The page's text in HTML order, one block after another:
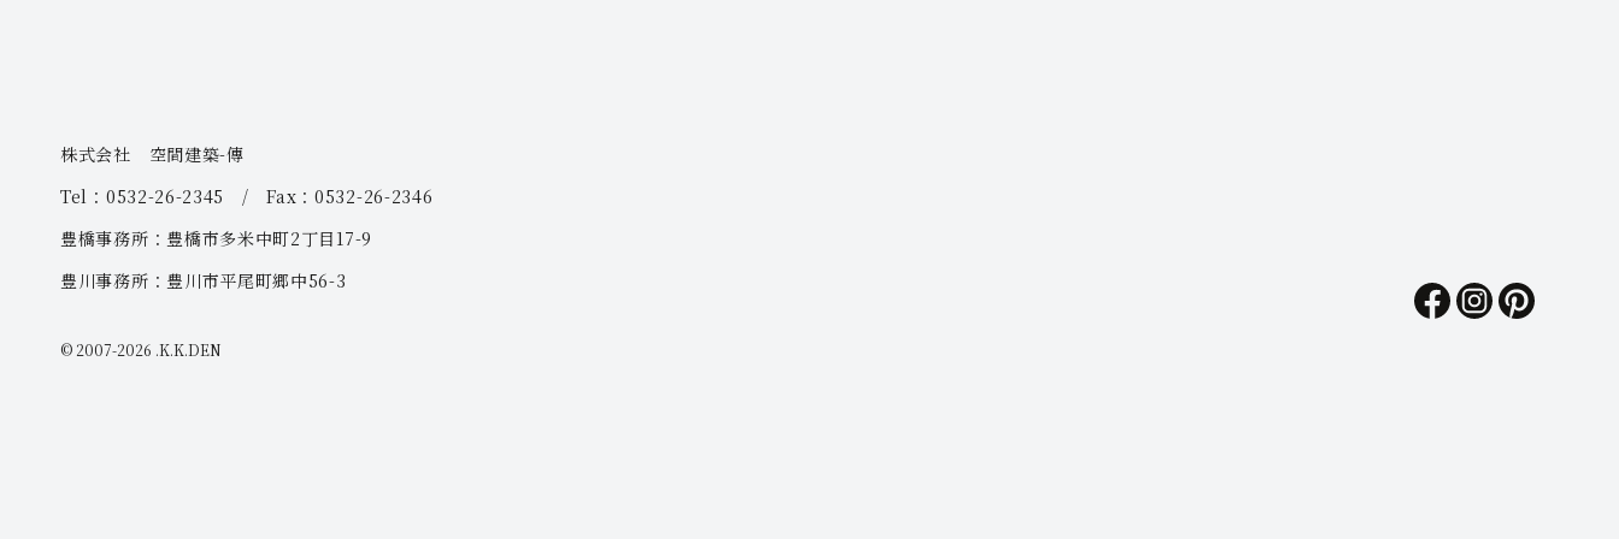
株式会社 空間建築-傳
Tel：0532-26-2345 / Fax：0532-26-2346
豊橋事務所：豊橋市多米中町2丁目17-9
豊川事務所：豊川市平尾町郷中56-3
© 2007-2026 .K.K.DEN